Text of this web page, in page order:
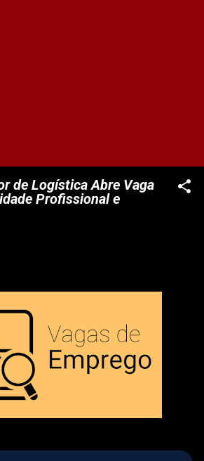
de Logística Abre Vaga
Profissional e